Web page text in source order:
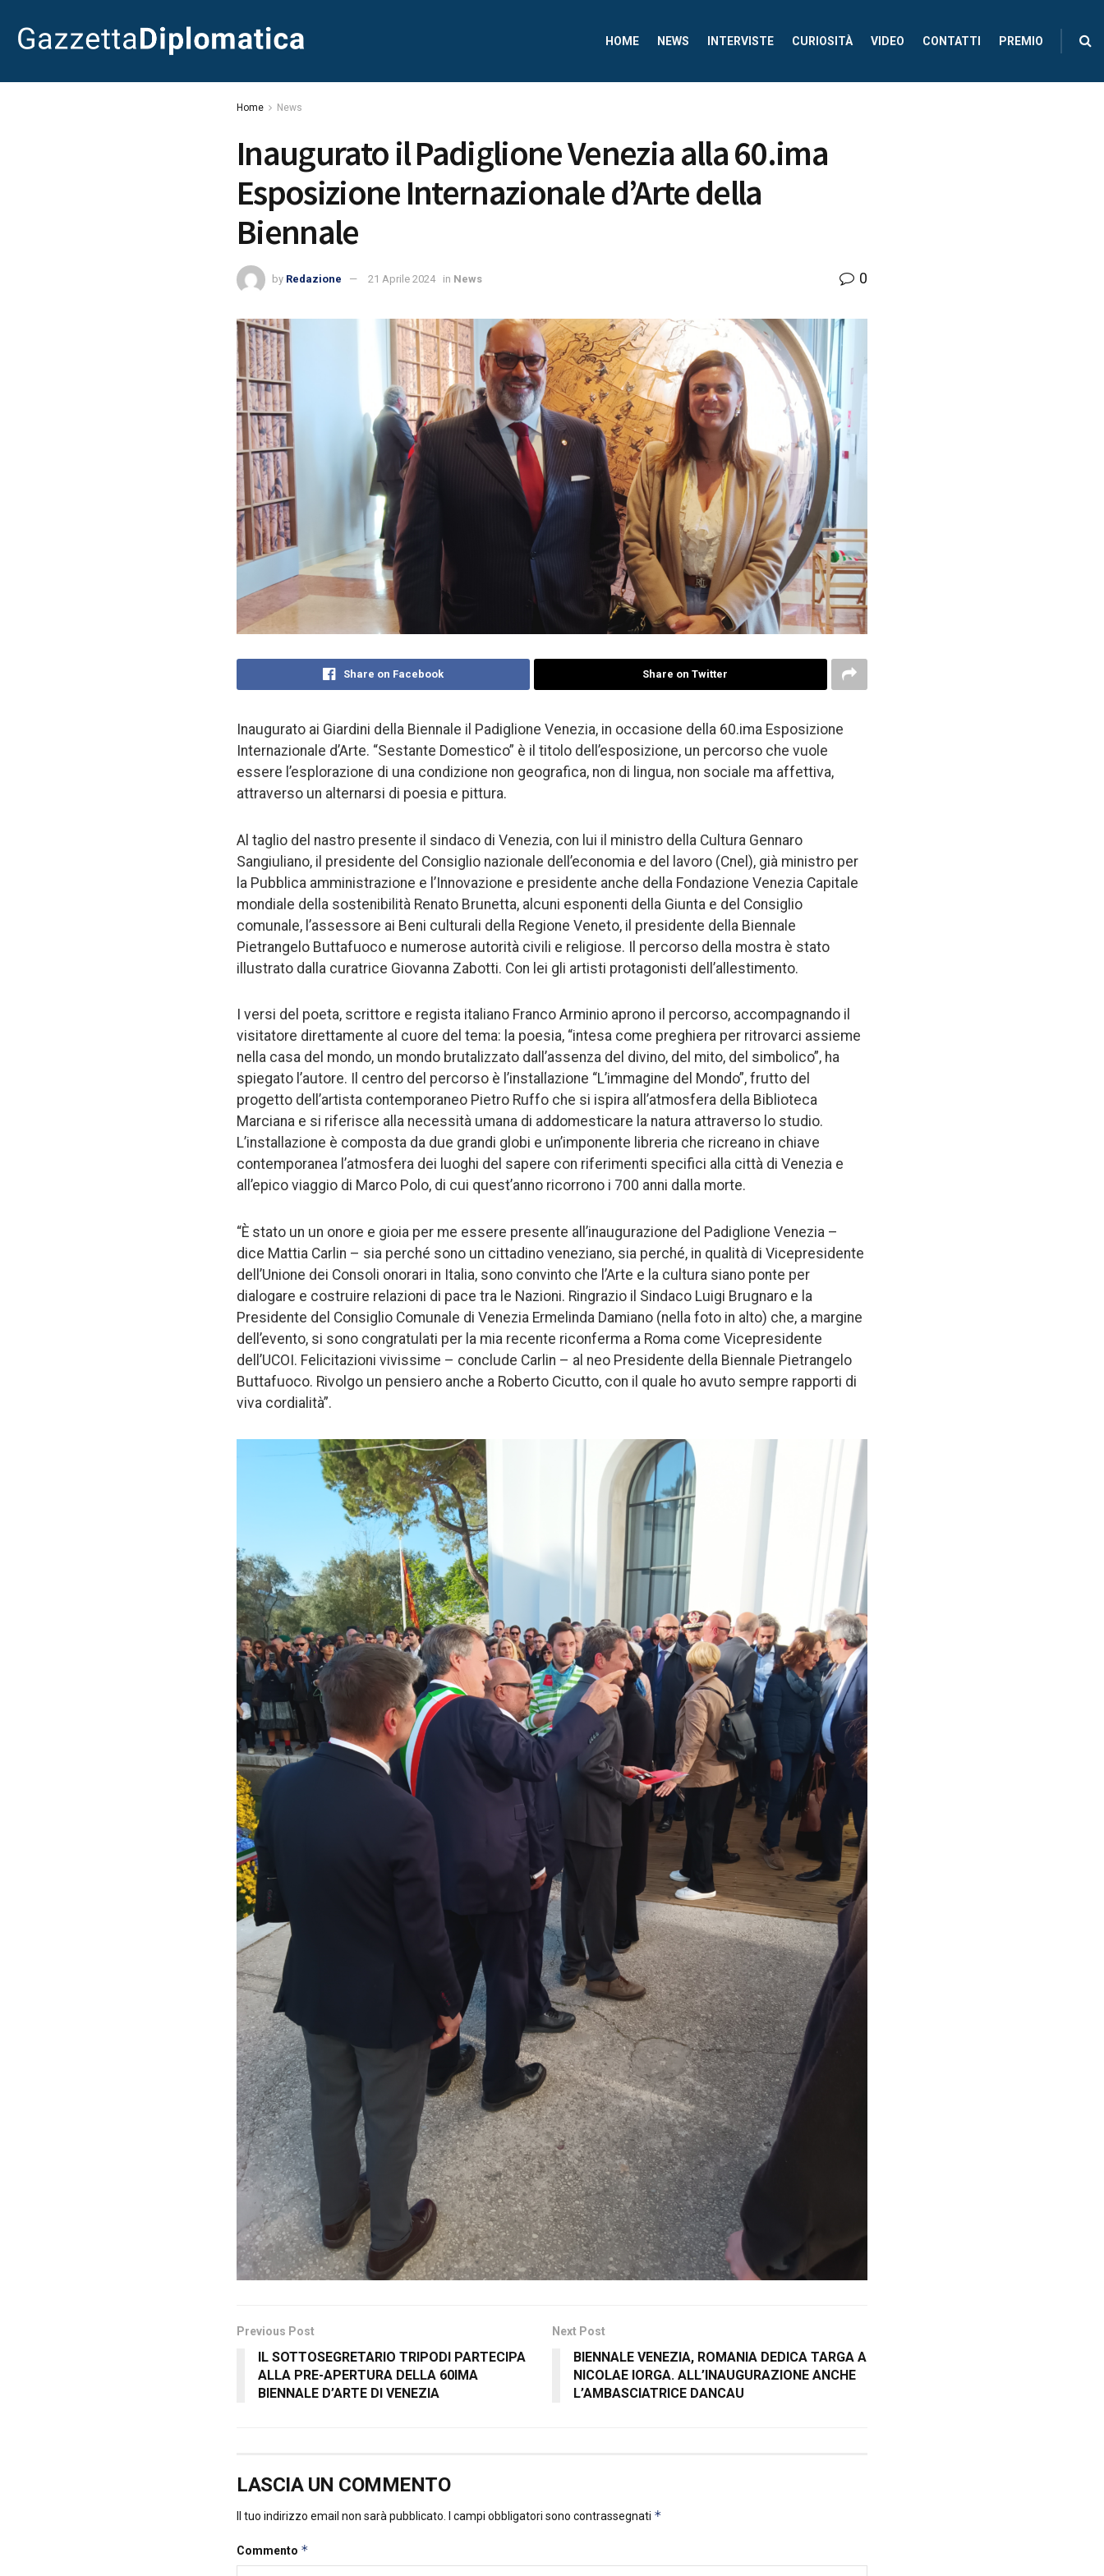
HOME NEWS INTERVISTE CURIOSITÀ VIDEO CONTATTI PREMIO
Home News
Inaugurato il Padiglione Venezia alla 60.ima
Esposizione Internazionale d’Arte della
Biennale
by Redazione 21 Aprile 2024 in News 0
Share on Facebook Share on Twitter
Inaugurato ai Giardini della Biennale il Padiglione Venezia, in occasione della 60.ima Esposizione
Internazionale d’Arte. “Sestante Domestico” è il titolo dell’esposizione, un percorso che vuole
essere l’esplorazione di una condizione non geografica, non di lingua, non sociale ma affettiva,
attraverso un alternarsi di poesia e pittura.
Al taglio del nastro presente il sindaco di Venezia, con lui il ministro della Cultura Gennaro
Sangiuliano, il presidente del Consiglio nazionale dell’economia e del lavoro (Cnel), già ministro per
la Pubblica amministrazione e l’Innovazione e presidente anche della Fondazione Venezia Capitale
mondiale della sostenibilità Renato Brunetta, alcuni esponenti della Giunta e del Consiglio
comunale, l’assessore ai Beni culturali della Regione Veneto, il presidente della Biennale
Pietrangelo Buttafuoco e numerose autorità civili e religiose. Il percorso della mostra è stato
illustrato dalla curatrice Giovanna Zabotti. Con lei gli artisti protagonisti dell’allestimento.
I versi del poeta, scrittore e regista italiano Franco Arminio aprono il percorso, accompagnando il
visitatore direttamente al cuore del tema: la poesia, “intesa come preghiera per ritrovarci assieme
nella casa del mondo, un mondo brutalizzato dall’assenza del divino, del mito, del simbolico”, ha
spiegato l’autore. Il centro del percorso è l’installazione “L’immagine del Mondo”, frutto del
progetto dell’artista contemporaneo Pietro Ruffo che si ispira all’atmosfera della Biblioteca
Marciana e si riferisce alla necessità umana di addomesticare la natura attraverso lo studio.
L’installazione è composta da due grandi globi e un’imponente libreria che ricreano in chiave
contemporanea l’atmosfera dei luoghi del sapere con riferimenti specifici alla città di Venezia e
all’epico viaggio di Marco Polo, di cui quest’anno ricorrono i 700 anni dalla morte.
“È stato un un onore e gioia per me essere presente all’inaugurazione del Padiglione Venezia –
dice Mattia Carlin – sia perché sono un cittadino veneziano, sia perché, in qualità di Vicepresidente
dell’Unione dei Consoli onorari in Italia, sono convinto che l’Arte e la cultura siano ponte per
dialogare e costruire relazioni di pace tra le Nazioni. Ringrazio il Sindaco Luigi Brugnaro e la
Presidente del Consiglio Comunale di Venezia Ermelinda Damiano (nella foto in alto) che, a margine
dell’evento, si sono congratulati per la mia recente riconferma a Roma come Vicepresidente
dell’UCOI. Felicitazioni vivissime – conclude Carlin – al neo Presidente della Biennale Pietrangelo
Buttafuoco. Rivolgo un pensiero anche a Roberto Cicutto, con il quale ho avuto sempre rapporti di
viva cordialità”.
Previous Post
IL SOTTOSEGRETARIO TRIPODI PARTECIPA
ALLA PRE-APERTURA DELLA 60IMA
BIENNALE D’ARTE DI VENEZIA
Next Post
BIENNALE VENEZIA, ROMANIA DEDICA TARGA A
NICOLAE IORGA. ALL’INAUGURAZIONE ANCHE
L’AMBASCIATRICE DANCAU
LASCIA UN COMMENTO
Il tuo indirizzo email non sarà pubblicato. I campi obbligatori sono contrassegnati *
Commento *